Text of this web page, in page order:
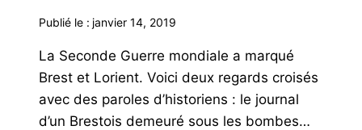
Publié le : janvier 14, 2019
La Seconde Guerre mondiale a marqué
Brest et Lorient. Voici deux regards croisés
avec des paroles d’historiens : le journal
d’un Brestois demeuré sous les bombes…